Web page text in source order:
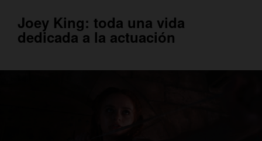
Joey King: toda una vida
dedicada a la actuación